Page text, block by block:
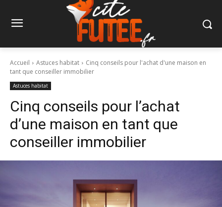
Accueil Astuces habitat
Cinq conseils pour l'achat d'une maison en
tant que conseiller immobilier
Astuces habitat
Cinq conseils pour l’achat
d’une maison en tant que
conseiller immobilier